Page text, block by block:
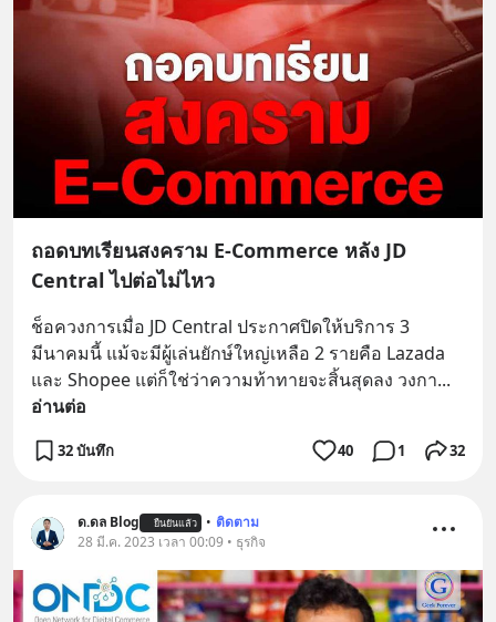
ถอดบทเรียนสงคราม E-Commerce หลัง JD
Central ไปต่อไม่ไหว
ช็อควงการเมื่อ JD Central ประกาศปิดให้บริการ 3
มีนาคมนี้ แม้จะมีผู้เล่นยักษ์ใหญ่เหลือ 2 รายคือ Lazada
และ Shopee แต่ก็ใช่ว่าความท้าทายจะสิ้นสุดลง วงกา
อ่านต่อ
32 บันทึก 40 1 32
ด.ดล Blog ยืนยันแล้ว • ติดตาม
28 มี.ค. 2023 เวลา 00:09 • ธุรกิจ